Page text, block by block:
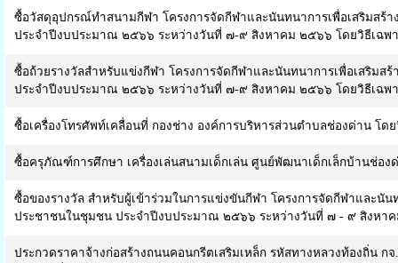
ซื้อวัสดุอุปกรณ์ทำสนามกีฬา โครงการจัดกีฬาและนันทนาการเพื่อเสริมสร้
ประจำปีงบประมาณ ๒๕๖๖ ระหว่างวันที่ ๗-๙ สิงหาคม ๒๕๖๖ โดยวิธีเฉพา
ซื้อถ้วยรางวัลสำหรับแข่งกีฬา โครงการจัดกีฬาและนันทนาการเพื่อเสริม
ประจำปีงบประมาณ ๒๕๖๖ ระหว่างวันที่ ๗-๙ สิงหาคม ๒๕๖๖ โดยวิธีเฉพา
ซื้อเครื่องโทรศัพท์เคลื่อนที่ กองช่าง องค์การบริหารส่วนตำบลช่องด่าน โดย
ซื้อครุภัณฑ์การศึกษา เครื่องเล่นสนามเด็กเล่น ศูนย์พัฒนาเด็กเล็กบ้านช่องด่
ซื้อของรางวัล สำหรับผู้เข้าร่วมในการแข่งขันกีฬา โครงการจัดกีฬาและนั
ประชาชนในชุมชน ประจำปีงบประมาณ ๒๕๖๖ ระหว่างวันที่ ๗ - ๙ สิงหาค
ประกวดราคาจ้างก่อสร้างถนนคอนกรีตเสริมเหล็ก รหัสทางหลวงท้องถิ่น